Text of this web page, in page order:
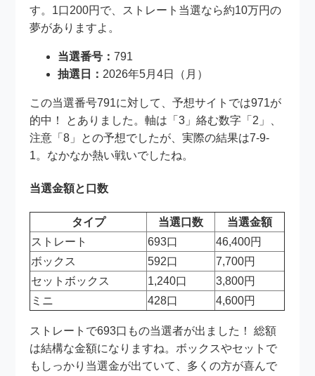
す。1口200円で、ストレート当選なら約10万円の
夢がありますよ。
当選番号：791
抽選日：2026年5月4日（月）
この当選番号791に対して、予想サイトでは971が
的中！ とありました。軸は「3」絡む数字「2」、
注意「8」との予想でしたが、実際の結果は7-9-
1。なかなか熱い戦いでしたね。
当選金額と口数
タイプ 当選口数
当選金額
ストレート
693口
46,400円
ボックス
592口
7,700円
セットボックス
1,240口
3,800円
ミニ
428口 4,600円
ストレートで693口もの当選者が出ました！ 総額
は結構な金額になりますね。ボックスやセットで
もしっかり当選金が出ていて、多くの方が喜んで